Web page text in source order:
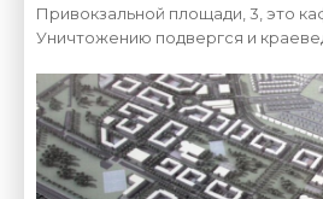
Привокзальной площади, 3, это
Уничтожению подвергся и
Деревянный